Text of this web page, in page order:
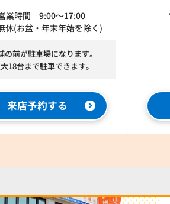
業時間 9:00～17:00
休(お盆・年末年始を除く)
の前が駐車場になります。
18台まで駐車できます。
来店予約する